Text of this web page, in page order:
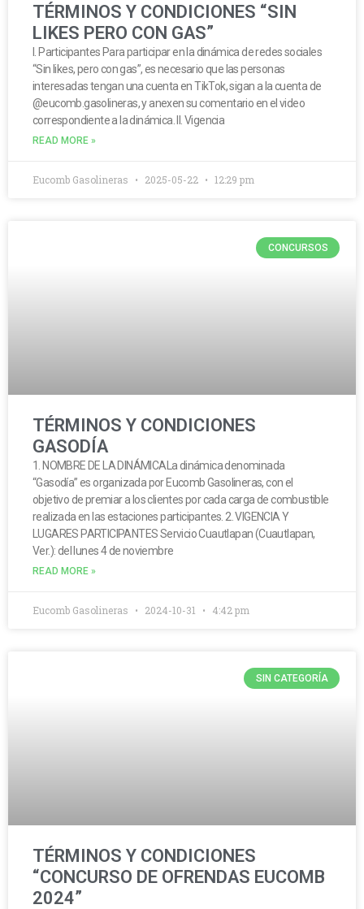
TÉRMINOS Y CONDICIONES “SIN
LIKES PERO CON GAS”
I. Participantes Para participar en la dinámica de redes sociales
“Sin likes, pero con gas”, es necesario que las personas
interesadas tengan una cuenta en TikTok, sigan a la cuenta de
@eucomb.gasolineras, y anexen su comentario en el video
correspondiente a la dinámica. II. Vigencia
READ MORE »
Eucomb Gasolineras 2025-05-22 12:29 pm
CONCURSOS
TÉRMINOS Y CONDICIONES
GASODÍA
1. NOMBRE DE LA DINÁMICALa dinámica denominada
“Gasodía” es organizada por Eucomb Gasolineras, con el
objetivo de premiar a los clientes por cada carga de combustible
realizada en las estaciones participantes. 2. VIGENCIA Y
LUGARES PARTICIPANTES Servicio Cuautlapan (Cuautlapan,
Ver.): del lunes 4 de noviembre
READ MORE »
Eucomb Gasolineras 2024-10-31 4:42 pm
SIN CATEGORÍA
TÉRMINOS Y CONDICIONES
“CONCURSO DE OFRENDAS EUCOMB
2024”